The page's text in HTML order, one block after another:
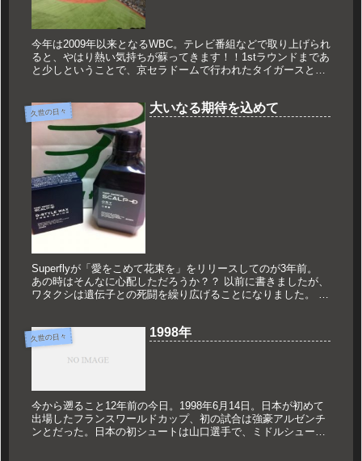
今年は2009年以来となるWBC。テレビ番組などで取り上げられ
ると、やはり熱い気持ちが蘇ってきます！！1stラウンドまであ
と少しということで、京セラドームで行われたタイガースとの
久世の日々 大いなる期待を込めて
Superflyが「愛をこめて花束を」をリリースしてのが3年前。
あの時はそんなに心配しただろうか？？ 以前に書きましたが、
ワタクシは遺伝子との死闘を繰り広げることになりました。 そ
久世の日々 1998年
今から遡ること12年前の今日。1998年6月14日。日本が初めて
出場したフランスワールドカップ、初の試合は強豪アルゼンチ
ンとだった。日本の初シュートは山口選手で、ミドルシュート